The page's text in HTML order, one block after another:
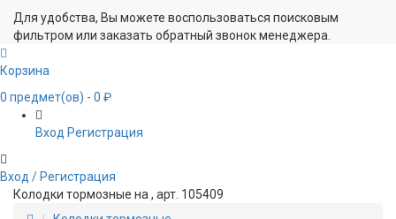
Для удобства, Вы можете воспользоваться поисковым
фильтром или заказать обратный звонок менеджера.
Корзина
0 предмет(ов) - 0 ₽
Вход Регистрация
Вход / Регистрация
Колодки тормозные на , арт. 105409